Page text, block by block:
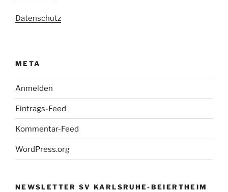
Datenschutz
META
Anmelden
Eintrags-Feed
Kommentar-Feed
WordPress.org
NEWSLETTER SV KARLSRUHE-BEIERTHEIM